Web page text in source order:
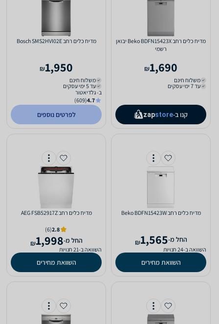
מדיח כלים ‏רחב Beko BDFN15423X יבואן
רשמי
1,690
₪
משלוח חינם
עד 7 ימי עסקים
קנו ב- zapstore
מדיח כלים ‏רחב Bosch SMS2HVI02E
1,950
₪
משלוח חינם
עד 5 ימי עסקים
ב- גלדיאטור
4.7
(609)
לפרטים נוספים
מדיח כלים ‏רחב Beko BDFN15423W
‫החל מ-1,565
₪
השוואה ב-24 חנויות
השוואת מחירים
מדיח כלים ‏רחב AEG FSB52917Z
2.8
(6)
‫החל מ-1,998
₪
השוואה ב-21 חנויות
השוואת מחירים